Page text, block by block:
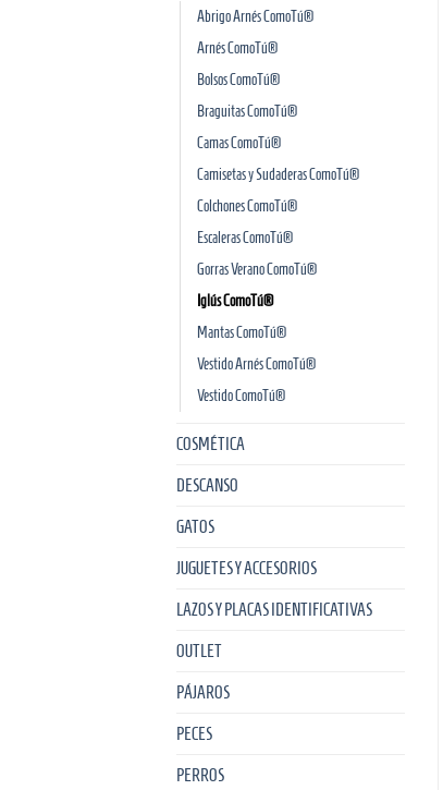
Abrigo Arnés ComoTú®
Arnés ComoTú®
Bolsos ComoTú®
Braguitas ComoTú®
Camas ComoTú®
Camisetas y Sudaderas ComoTú®
Colchones ComoTú®
Escaleras ComoTú®
Gorras Verano ComoTú®
Iglús ComoTú®
Mantas ComoTú®
Vestido Arnés ComoTú®
Vestido ComoTú®
COSMÉTICA
DESCANSO
GATOS
JUGUETES Y ACCESORIOS
LAZOS Y PLACAS IDENTIFICATIVAS
OUTLET
PÁJAROS
PECES
PERROS